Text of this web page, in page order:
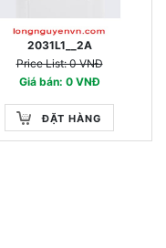
2031L1__2A
Price List: 0 VNĐ
Giá bán: 0 VNĐ
ĐẶT HÀNG